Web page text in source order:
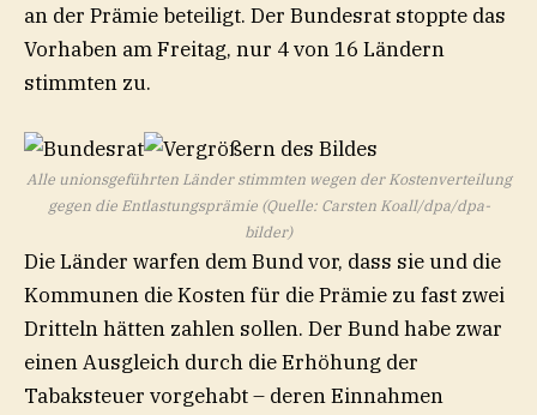
an der Prämie beteiligt. Der Bundesrat stoppte das
Vorhaben am Freitag, nur 4 von 16 Ländern
stimmten zu.
Alle unionsgeführten Länder stimmten wegen der Kostenverteilung
gegen die Entlastungsprämie (Quelle: Carsten Koall/dpa/dpa-
bilder)
Die Länder warfen dem Bund vor, dass sie und die
Kommunen die Kosten für die Prämie zu fast zwei
Dritteln hätten zahlen sollen. Der Bund habe zwar
einen Ausgleich durch die Erhöhung der
Tabaksteuer vorgehabt – deren Einnahmen